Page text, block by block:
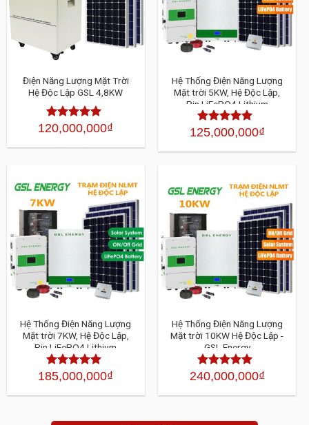
Điện Năng Lượng Mặt Trời
Hệ Độc Lập GSL 4,8KW
Được xếp
5 sao
120,000,000₫
Hệ Thống Điện Năng Lượng
Mặt trời 5KW, Hệ Độc Lập,
Pin LiFePO4 Lithium
Được xếp
sao
125,000,000₫
Hệ Thống Điện Năng Lượng
Mặt trời 7KW, Hệ Độc Lập,
Pin LiFePO4 Lithium
Được xếp
sao
185,000,000₫
Hệ Thống Điện Năng Lượng
Mặt trời 10KW Hệ Độc Lập -
GSL Energy
Được xếp
sao
240,000,000₫